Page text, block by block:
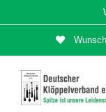
Inhalt